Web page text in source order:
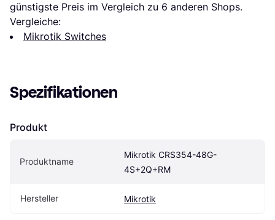
günstigste Preis im Vergleich zu 6 anderen Shops.
Vergleiche:
Mikrotik Switches
Spezifikationen
Produkt
Produktname
Mikrotik CRS354-48G-
4S+2Q+RM
Hersteller Mikrotik